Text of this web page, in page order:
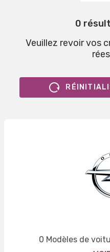
0
Veuillez revoir vos
0 Modèles de